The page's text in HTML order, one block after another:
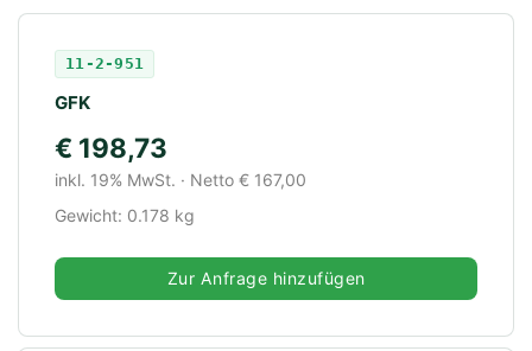
11-2-951
GFK
€ 198,73
inkl. 19% MwSt. · Netto € 167,00
Gewicht: 0.178 kg
Zur Anfrage hinzufügen